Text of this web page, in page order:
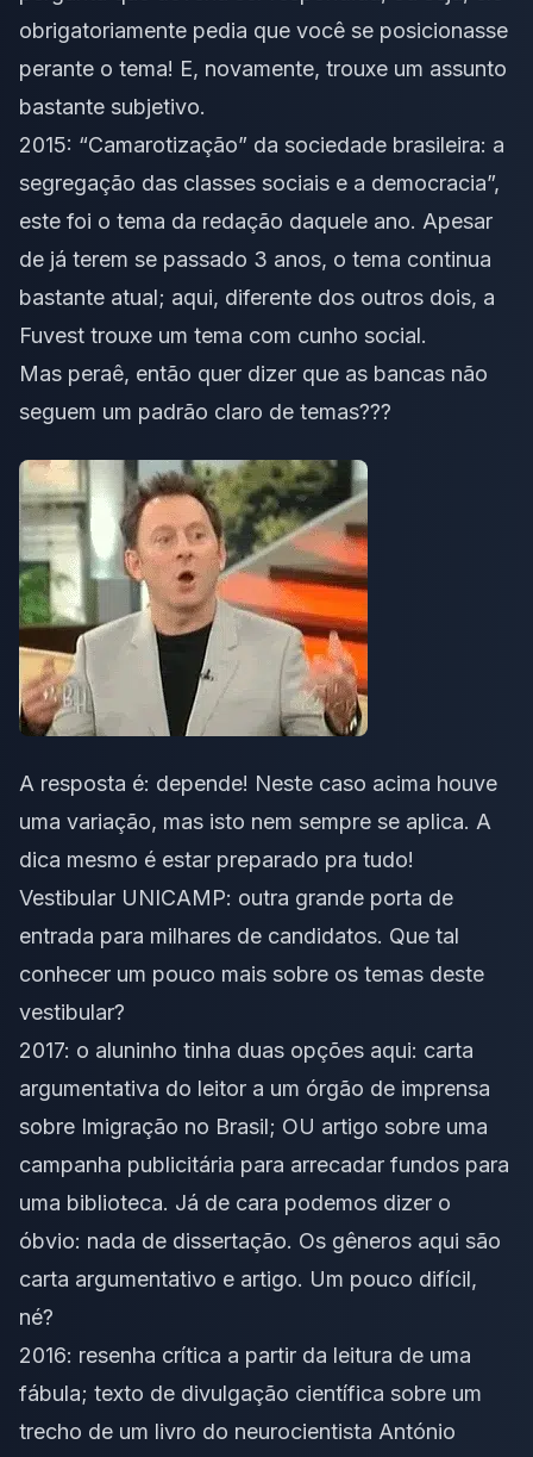
obrigatoriamente pedia que você se posicionasse
perante o tema! E, novamente, trouxe um assunto
bastante subjetivo.
2015: “Camarotização” da sociedade brasileira: a
segregação das classes sociais e a democracia”,
este foi o tema da redação daquele ano. Apesar
de já terem se passado 3 anos, o tema continua
bastante atual; aqui, diferente dos outros dois, a
Fuvest trouxe um tema com cunho social.
Mas peraê, então quer dizer que as bancas não
seguem um padrão claro de temas???
A resposta é: depende! Neste caso acima houve
uma variação, mas isto nem sempre se aplica. A
dica mesmo é estar preparado pra tudo!
Vestibular UNICAMP: outra grande porta de
entrada para milhares de candidatos. Que tal
conhecer um pouco mais sobre os temas deste
vestibular?
2017: o aluninho tinha duas opções aqui: carta
argumentativa do leitor a um órgão de imprensa
sobre Imigração no Brasil; OU artigo sobre uma
campanha publicitária para arrecadar fundos para
uma biblioteca. Já de cara podemos dizer o
óbvio: nada de dissertação. Os gêneros aqui são
carta argumentativo e artigo. Um pouco difícil,
né?
2016: resenha crítica a partir da leitura de uma
fábula; texto de divulgação científica sobre um
trecho de um livro do neurocientista António